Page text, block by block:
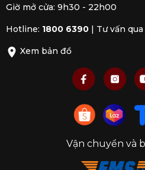
Giờ mở cửa: 9h30 - 22h00
Hotline: 1800 6390 Tư vấn
Xem bản đồ
Vận chuyển và